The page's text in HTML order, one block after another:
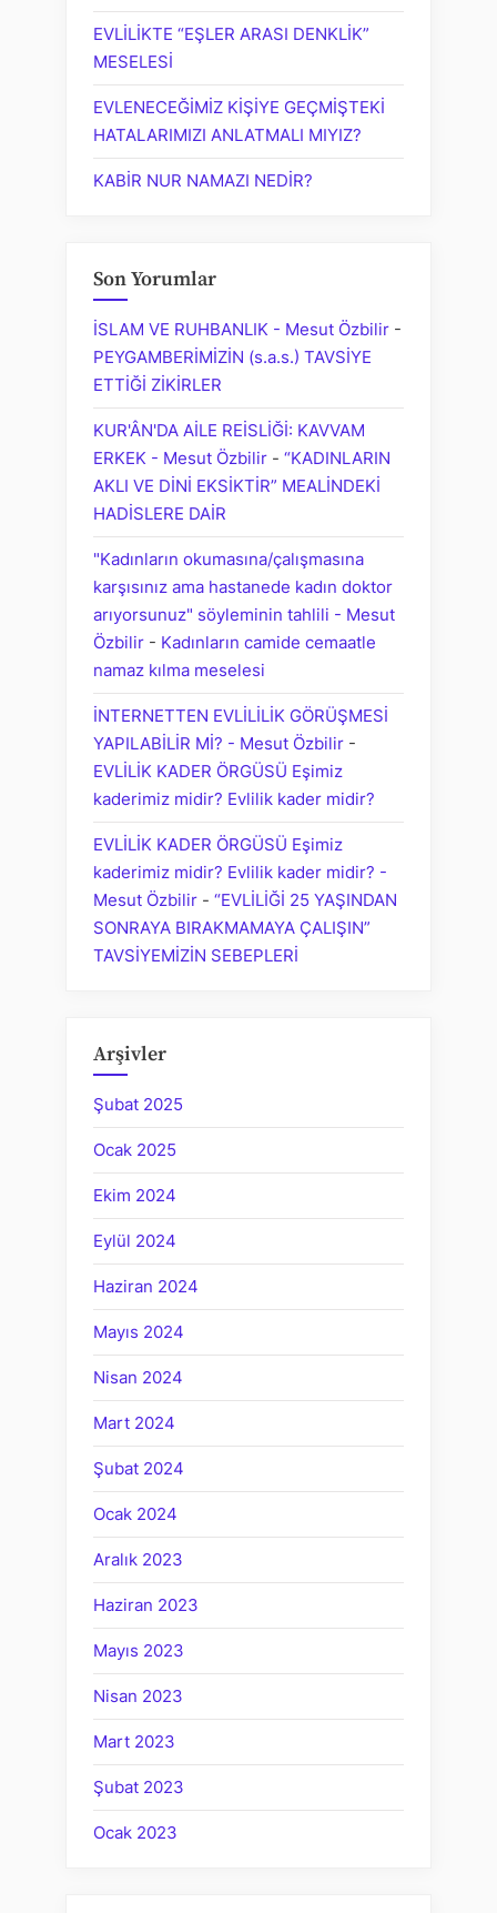
EVLİLİKTE “EŞLER ARASI DENKLİK”
MESELESİ
EVLENECEĞİMİZ KİŞİYE GEÇMİŞTEKİ
HATALARIMIZI ANLATMALI MIYIZ?
KABİR NUR NAMAZI NEDİR?
Son Yorumlar
İSLAM VE RUHBANLIK - Mesut Özbilir -
PEYGAMBERİMİZİN (s.a.s.) TAVSİYE
ETTİĞİ ZİKİRLER
KUR'ÂN'DA AİLE REİSLİĞİ: KAVVAM
ERKEK - Mesut Özbilir - “KADINLARIN
AKLI VE DİNİ EKSİKTİR” MEALİNDEKİ
HADİSLERE DAİR
"Kadınların okumasına/çalışmasına
karşısınız ama hastanede kadın doktor
arıyorsunuz" söyleminin tahlili - Mesut
Özbilir - Kadınların camide cemaatle
namaz kılma meselesi
İNTERNETTEN EVLİLİLİK GÖRÜŞMESİ
YAPILABİLİR Mİ? - Mesut Özbilir -
EVLİLİK KADER ÖRGÜSÜ Eşimiz
kaderimiz midir? Evlilik kader midir?
EVLİLİK KADER ÖRGÜSÜ Eşimiz
kaderimiz midir? Evlilik kader midir? -
Mesut Özbilir - “EVLİLİĞİ 25 YAŞINDAN
SONRAYA BIRAKMAMAYA ÇALIŞIN”
TAVSİYEMİZİN SEBEPLERİ
Arşivler
Şubat 2025
Ocak 2025
Ekim 2024
Eylül 2024
Haziran 2024
Mayıs 2024
Nisan 2024
Mart 2024
Şubat 2024
Ocak 2024
Aralık 2023
Haziran 2023
Mayıs 2023
Nisan 2023
Mart 2023
Şubat 2023
Ocak 2023